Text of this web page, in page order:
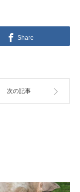
Share
次の記事